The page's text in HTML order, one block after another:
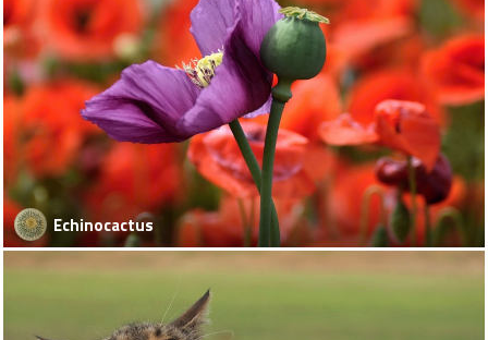
Echinocactus